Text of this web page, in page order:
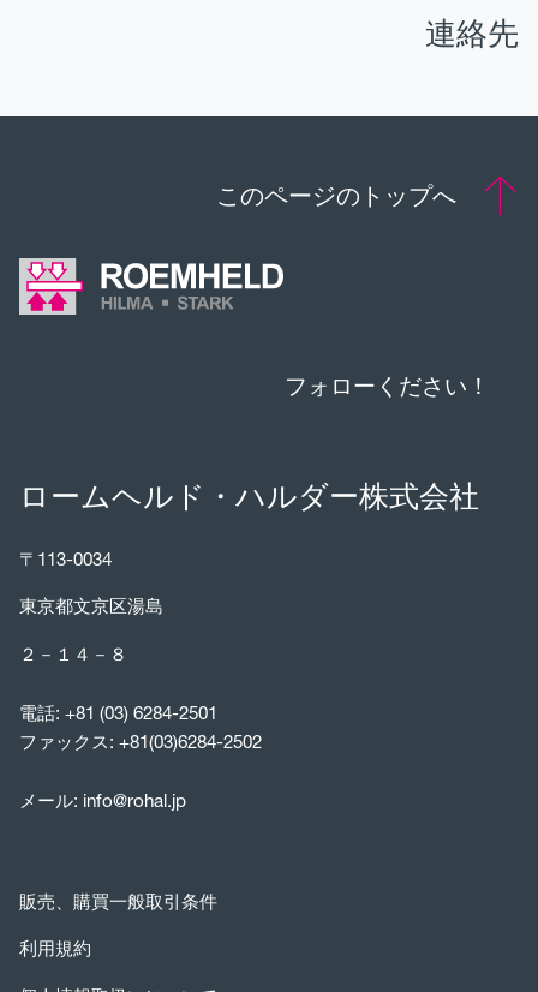
連絡先
このページのトップへ
フォローください！
ロームヘルド・ハルダー株式会社
〒113-0034
東京都文京区湯島
２－１４－８
電話: +81 (03) 6284-2501
ファックス: +81(03)6284-2502
メール: info@rohal.jp
販売、購買一般取引条件
利用規約